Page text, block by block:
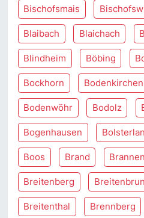
Bischofsmais
Blaibach Blaichach
Blindheim Böbing
Bockhorn Bodenkirchen
Bodenwöhr Bodolz
Bogenhausen
Boos Brand
Breitenberg
Breitenthal Brennberg